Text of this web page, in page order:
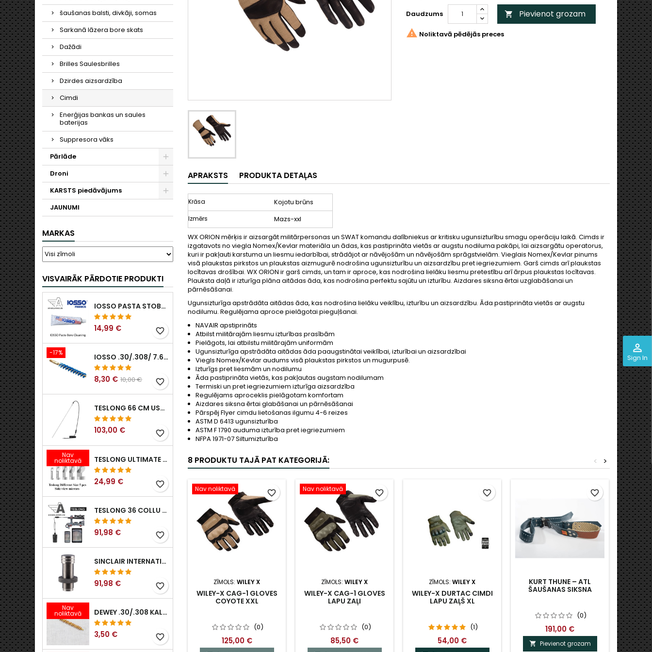
perm_identity
Sign In
šaušanas balsti, divkāji, somas
Sarkanā lāzera bore skats
Dažādi
Brilles Saulesbrilles
Dzirdes aizsardzība
Cimdi
Enerģijas bankas un saules
baterijas
Suppresora vāks
Pārlāde
Droni
KARSTS piedāvājums
JAUNUMI
MARKAS
VISVAIRĀK PĀRDOTIE PRODUKTI
IOSSO PASTA STOBRA TĪRĪŠANAI
14,99 € favorite_border
-17% IOSSO .30/.308/ 7.62MM ELIMINATOR BLUE NYFLEX IEROČU URBUMU TĪRĪŠANAS BIRSTES .30/.308/ 7.62MM
8,30 € 10,00 € favorite_border
TESLONG 66 CM USB BOROSKOPS
103,00 € favorite_border
Nav
noliktavā TESLONG ULTIMATE SĀNSKATA ENDOSKOPA SPOGUĻU KOMPLEKTS (5 GAB.)
24,99 € favorite_border
TESLONG 36 COLLU / 92 CM WIFI ELASTĪGS BOROSKOPS IPHONE IPAD ANDRIOD AR WIFI ADAPTERI
91,98 € favorite_border
SINCLAIR INTERNATIONAL II PAAUDZES EKSPANDERI
91,98 € favorite_border
Nav
noliktavā DEWEY .30/.308 KALIBRA BRONZAS ŠAUTENES BIRSTE. B-30 MODELIS
3,50 € favorite_border
Daudzums  Pievienot grozam
 Noliktavā pēdējās preces
APRAKSTS PRODUKTA DETAĻAS
Krāsa Kojotu brūns
Izmērs
Mazs-xxl
WX ORION mērķis ir aizsargāt militārpersonas un SWAT komandu dalībniekus ar kritisku ugunsizturību smagu operāciju laikā. Cimds ir
izgatavots no viegla Nomex/Kevlar materiāla un ādas, kas pastiprināta vietās ar augstu nodiluma pakāpi, lai aizsargātu operatorus,
kuri ir pakļauti karstuma un liesmu iedarbībai, strādājot ar nāvējošām un nāvējošām sprāgstvielām. Vieglais Nomex/Kevlar pinums
visā plaukstas pirkstos un plaukstas aizmugurē nodrošina ugunsizturību un aizsardzību pret iegriezumiem. Garš cimds arī plaukstas
locītavas drošībai. WX ORION ir garš cimds, un tam ir aproce, kas nodrošina lielāku liesmu pretestību arī ārpus plaukstas locītavas.
Plauksta daļā ir izturīga plāna aitādas āda, kas nodrošina perfektu sajūtu un izturību. Aizdares siksna ērtai uzglabāšanai un
pārnēsāšanai.
Ugunsizturīga apstrādāta aitādas āda, kas nodrošina lielāku veiklību, izturību un aizsardzību. Āda pastiprināta vietās ar augstu
nodilumu. Regulējama aproce pielāgotai pieguļšanai.
NAVAIR apstiprināts
Atbilst militārajām liesmu izturības prasībām
Pielāgots, lai atbilstu militārajām uniformām
Ugunsizturīga apstrādāta aitādas āda paaugstinātai veiklībai, izturībai un aizsardzībai
Viegls Nomex/Kevlar audums visā plaukstas pirkstos un mugurpusē.
Izturīgs pret liesmām un nodilumu
Āda pastiprināta vietās, kas pakļautas augstam nodilumam
Termiski un pret iegriezumiem izturīga aizsardzība
Regulējams aproceklis pielāgotam komfortam
Aizdares siksna ērtai glabāšanai un pārnēsāšanai
Pārspēj Flyer cimdu lietošanas ilgumu 4-6 reizes
ASTM D 6413 ugunsizturība
ASTM F 1790 auduma izturība pret iegriezumiem
NFPA 1971-07 Siltumizturība
8 PRODUKTU TAJĀ PAT KATEGORIJĀ: >
<
Nav noliktavā
ZĪMOLS: WILEY X
WILEY-X CAG-1 GLOVES
COYOTE XXL
(0)
125,00 €
favorite_border Nav noliktavā
ZĪMOLS: WILEY X
WILEY-X CAG-1 GLOVES
LAPU ZAĻI
(0)
85,50 €
favorite_border
ZĪMOLS: WILEY X
WILEY-X DURTAC CIMDI
LAPU ZAĻŠ XL
(1)
54,00 €
favorite_border
KURT THUNE – ATL
ŠAUŠANAS SIKSNA
(0)
191,00 €
 Pievienot grozam
favorite_border
WILEY